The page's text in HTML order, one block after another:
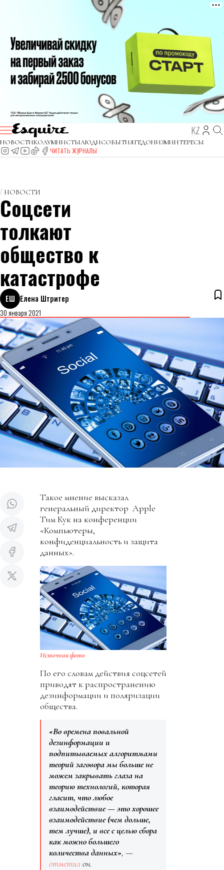
KZ
НОВОСТИКОЛУМНИСТЫЛЮДИСОБЫТИЯГЕДОНИЗМИНТЕРЕСЫ
ЧИТАТЬ ЖУРНАЛЫ
НОВОСТИ
Соцсети
толкают
общество к
катастрофе
ЕШ Елена Штритер
30 января 2021
Такое мнение высказал
генеральный директор Apple
Тим Кук на конференции
«Компьютеры,
конфиденциальность и защита
данных».
Источник фото
По его словам действия соцсетей
приводят к распространению
дезинформации и поляризации
общества.
«Во времена повальной
дезинформации и
подпитываемых алгоритмами
теорий заговора мы больше не
можем закрывать глаза на
теорию технологий, которая
гласит, что любое
взаимодействие — это хорошее
взаимодействие (чем дольше,
тем лучше), и все с целью сбора
как можно большего
количества данных», —
отметилон.